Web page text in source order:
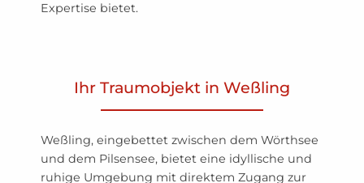
Expertise bietet.
Ihr Traumobjekt in Weßling
Weßling, eingebettet zwischen dem Wörthsee
und dem Pilsensee, bietet eine idyllische und
ruhige Umgebung mit direktem Zugang zur